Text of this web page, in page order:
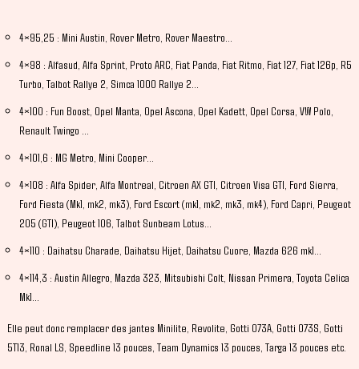
4×95,25 : Mini Austin, Rover Metro, Rover Maestro…
4×98 : Alfasud, Alfa Sprint, Proto ARC, Fiat Panda, Fiat Ritmo, Fiat 127, Fiat 126p, R5
Turbo, Talbot Rallye 2, Simca 1000 Rallye 2…
4×100 : Fun Boost, Opel Manta, Opel Ascona, Opel Kadett, Opel Corsa, VW Polo,
Renault Twingo …
4×101,6 : MG Metro, Mini Cooper…
4×108 : Alfa Spider, Alfa Montreal, Citroen AX GTI, Citroen Visa GTI, Ford Sierra,
Ford Fiesta (Mk1, mk2, mk3), Ford Escort (mk1, mk2, mk3, mk4), Ford Capri, Peugeot
205 (GTI), Peugeot 106, Talbot Sunbeam Lotus…
4×110 : Daihatsu Charade, Daihatsu Hijet, Daihatsu Cuore, Mazda 626 mk1…
4×114,3 : Austin Allegro, Mazda 323, Mitsubishi Colt, Nissan Primera, Toyota Celica
Mk1…
Elle peut donc remplacer des jantes Minilite, Revolite, Gotti 073A, Gotti 073S, Gotti
5T13, Ronal LS, Speedline 13 pouces, Team Dynamics 13 pouces, Targa 13 pouces etc.